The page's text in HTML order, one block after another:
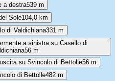
a destra539 m
Sole104,0 km
di Valdichiana331 m
a sinistra su Casello di
56 m
su Svincolo di Bettolle56 m
di Bettolle482 m